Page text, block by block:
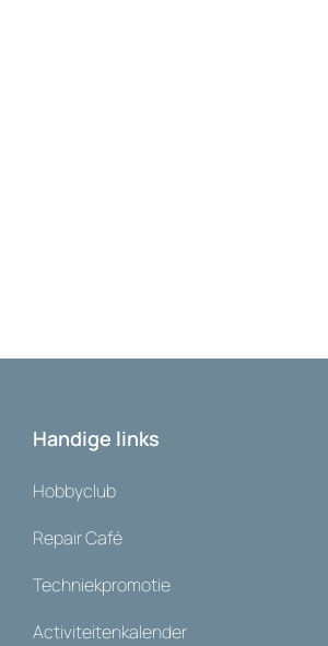
Handige links
Hobbyclub
Repair Café
Techniekpromotie
Activiteitenkalender